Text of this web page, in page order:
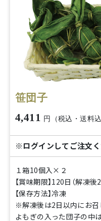
笹団子
4,411 円（税込・送料込
※ログインしてご注文く
１箱10個入×２
【賞味期限】120日（解凍後
【保存方法】冷凍
※解凍後は2日以内にお召
よもぎの入った団子の中